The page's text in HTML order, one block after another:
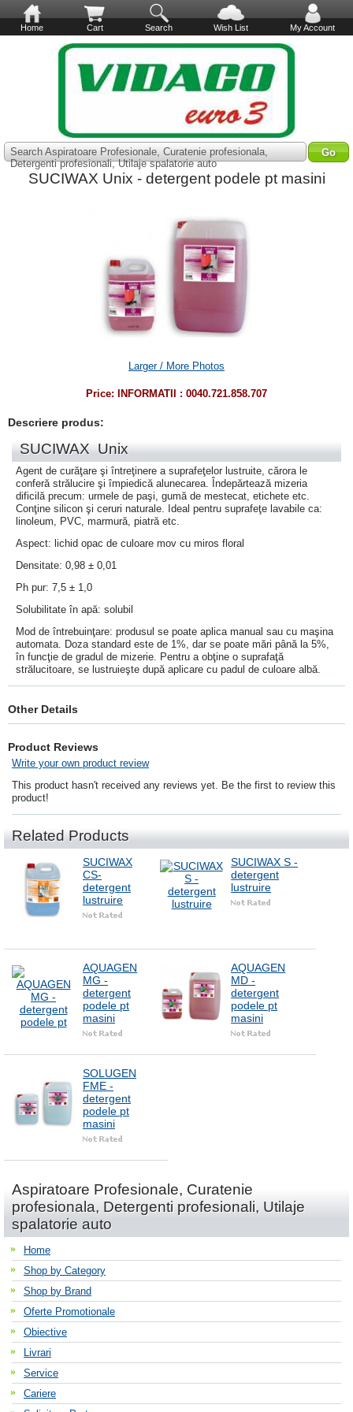
Home Cart Search Wish List My Account
Search Aspiratoare Profesionale, Curatenie profesionala,
Detergenti profesionali, Utilaje spalatorie auto
SUCIWAX Unix - detergent podele pt masini
Larger / More Photos
Price: INFORMATII : 0040.721.858.707
Descriere produs:
SUCIWAX Unix
Agent de curăţare şi întreţinere a suprafeţelor lustruite, cărora le
conferă strălucire şi împiedică alunecarea. Îndepărtează mizeria
dificilă precum: urmele de paşi, gumă de mestecat, etichete etc.
Conţine silicon şi ceruri naturale. Ideal pentru suprafeţe lavabile ca:
linoleum, PVC, marmură, piatră etc.
Aspect: lichid opac de culoare mov cu miros floral
Densitate: 0,98 ± 0,01
Ph pur: 7,5 ± 1,0
Solubilitate în apă: solubil
Mod de întrebuinţare: produsul se poate aplica manual sau cu maşina
automata. Doza standard este de 1%, dar se poate mări până la 5%,
în funcţie de gradul de mizerie. Pentru a obţine o suprafaţă
strălucitoare, se lustruieşte după aplicare cu padul de culoare albă.
Other Details
Product Reviews
Write your own product review
This product hasn't received any reviews yet. Be the first to review this
product!
Related Products
SUCIWAX
CS-
detergent
lustruire
SUCIWAX S -
detergent
lustruire
AQUAGEN
MG -
detergent
podele pt
masini
AQUAGEN
MD -
detergent
podele pt
masini
SOLUGEN
FME -
detergent
podele pt
masini
Aspiratoare Profesionale, Curatenie
profesionala, Detergenti profesionali, Utilaje
spalatorie auto
Home
Shop by Category
Shop by Brand
Oferte Promotionale
Obiective
Livrari
Service
Cariere